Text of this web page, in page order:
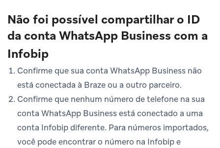
Não foi possível compartilhar o ID
da conta WhatsApp Business com a
Infobip
Confirme que sua conta WhatsApp Business não
está conectada à Braze ou a outro parceiro.
Confirme que nenhum número de telefone na sua
conta WhatsApp Business está conectado a uma
conta Infobip diferente. Para números importados,
você pode encontrar o número na Infobip e